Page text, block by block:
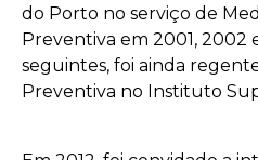
do Porto no serviço de
Preventiva em 2001, 2002
seguintes, foi ainda
Preventiva no Instituto